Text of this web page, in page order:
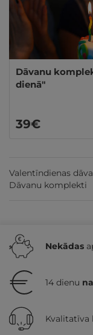
Dāvanu
dienā"
39€
Valentīndienas
Dāvanu komplekti
Nekādas
14 dienu
Kvalitatīva